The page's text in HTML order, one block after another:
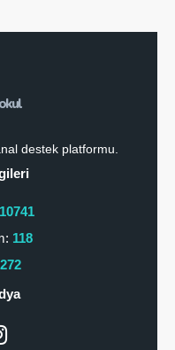
destek platformu.
10741
118